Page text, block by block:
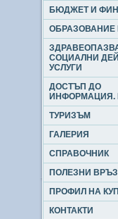
БЮДЖЕТ И
ОБРАЗОВАНИЕ
СОЦИАЛНИ
УСЛУГИ
ДОСТЪП ДО
ИНФОРМАЦИЯ.
ТУРИЗЪМ
ГАЛЕРИЯ
СПРАВОЧНИК
ПОЛЕЗНИ
ПРОФИЛ НА
КОНТАКТИ